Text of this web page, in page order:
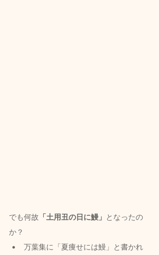
でも何故 「土用丑の日に鰻 」 となったの
か？
万葉集に「夏痩せには鰻」と書かれ